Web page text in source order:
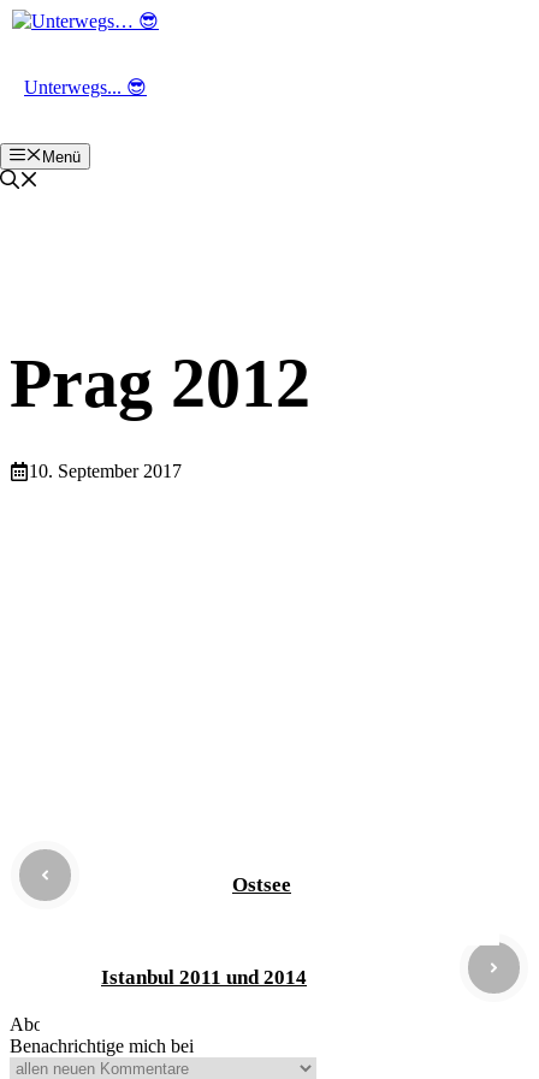
Zum
Unterwegs... 😎
Menü
Prag 2012
10. September 2017
Ostsee
Istanbul 2011 und 2014
Abonnieren
Benachrichtige mich bei